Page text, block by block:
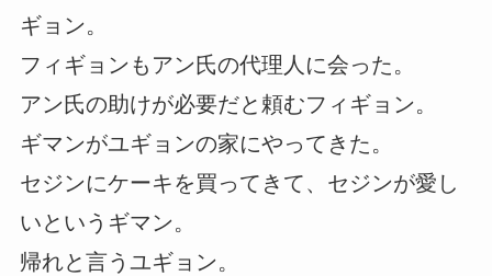
ギョン。
フィギョンもアン氏の代理人に会った。
アン氏の助けが必要だと頼むフィギョン。
ギマンがユギョンの家にやってきた。
セジンにケーキを買ってきて、セジンが愛し
いというギマン。
帰れと言うユギョン。